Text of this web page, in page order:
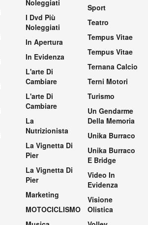
Noleggiati
I Dvd Più
Noleggiati
In Apertura
In Evidenza
L'arte Di
Cambiare
L'arte Di
Cambiare
La
Nutrizionista
La Vignetta Di
Pier
La Vignetta Di
Pier
Marketing
MOTOCICLISMO
Sport
Teatro
Tempus Vitae
Tempus Vitae
Ternana Calcio
Terni Motori
Turismo
Un Gendarme
Della Memoria
Unika Burraco
Unika Burraco
E Bridge
Video In
Evidenza
Visione
Olistica